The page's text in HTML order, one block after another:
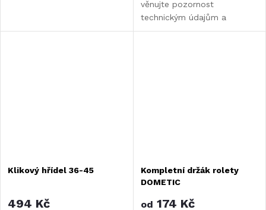
věnujte pozornost
technickým údajům a
informacím o výrobku.
Klikový hřídel 36-45
494 Kč
Kompletní držák rolety
DOMETIC
od 174 Kč